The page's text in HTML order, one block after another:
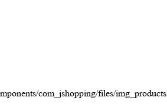
com_jshopping/files/img_products